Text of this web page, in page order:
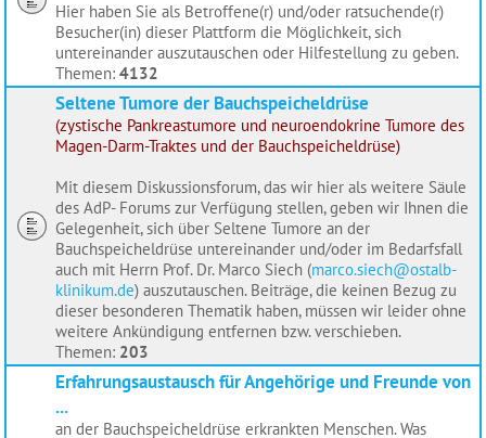
Hier haben Sie als Betroffene(r) und/oder ratsuchende(r)
Besucher(in) dieser Plattform die Möglichkeit, sich
untereinander auszutauschen oder Hilfestellung zu geben.
Themen: 4132
Seltene Tumore der Bauchspeicheldrüse
(zystische Pankreastumore und neuroendokrine Tumore des
Magen-Darm-Traktes und der Bauchspeicheldrüse)
Mit diesem Diskussionsforum, das wir hier als weitere Säule
des AdP- Forums zur Verfügung stellen, geben wir Ihnen die
Gelegenheit, sich über Seltene Tumore an der
Bauchspeicheldrüse untereinander und/oder im Bedarfsfall
auch mit Herrn Prof. Dr. Marco Siech (marco.siech@ostalb-
klinikum.de) auszutauschen. Beiträge, die keinen Bezug zu
dieser besonderen Thematik haben, müssen wir leider ohne
weitere Ankündigung entfernen bzw. verschieben.
Themen: 203
Erfahrungsaustausch für Angehörige und Freunde von
...
an der Bauchspeicheldrüse erkrankten Menschen. Was